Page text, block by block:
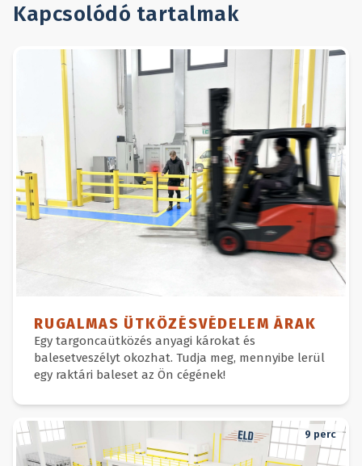
Kapcsolódó tartalmak
RUGALMAS ÜTKÖZÉSVÉDELEM ÁRAK
Egy targoncaütközés anyagi károkat és
balesetveszélyt okozhat. Tudja meg, mennyibe lerül
egy raktári baleset az Ön cégének!
9 perc